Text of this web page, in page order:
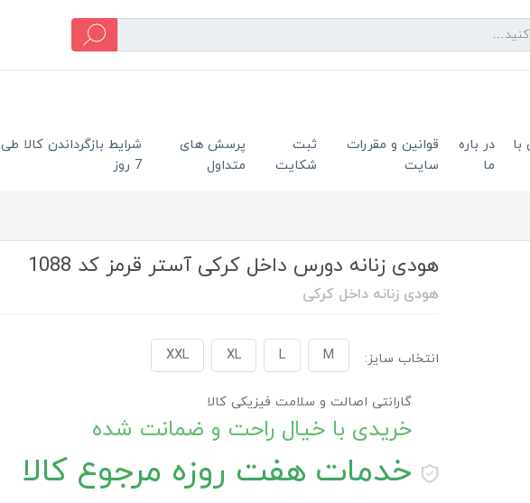
در باره
ما
قوانین و مقررات
سایت
ثبت
شکایت
پرسش های
متداول
شرایط بازگرداندن کالا طی
7 روز
هودی زنانه دورس داخل کرکی آستر قرمز کد 1088
هودی زنانه داخل کرکی
انتخاب سایز: M
L
XL
XXL
گارانتی اصالت و سلامت فیزیکی کالا
خریدی با خیال راحت و ضمانت شده
خدمات هفت روزه مرجوع کالا